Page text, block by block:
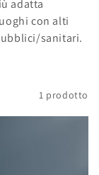
adatta
con alti
sanitari.
1 prodotto